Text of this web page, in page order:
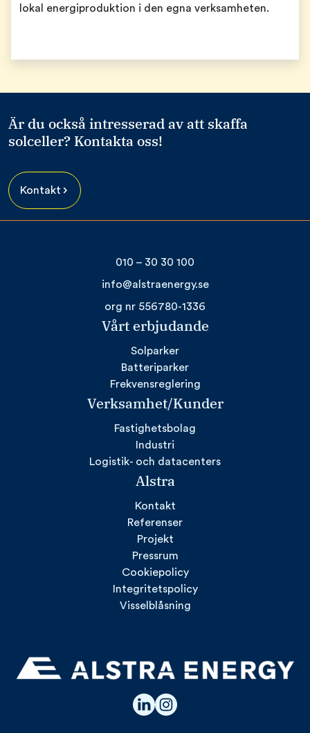
lokal energiproduktion i den egna verksamheten.
Är du också intresserad av att skaffa
solceller? Kontakta oss!
Kontakt
010 – 30 30 100
info@alstraenergy.se
org nr 556780-1336
Vårt erbjudande
Solparker
Batteriparker
Frekvensreglering
Verksamhet/Kunder
Fastighetsbolag
Industri
Logistik- och datacenters
Alstra
Kontakt
Referenser
Projekt
Pressrum
Cookiepolicy
Integritetspolicy
Visselblåsning